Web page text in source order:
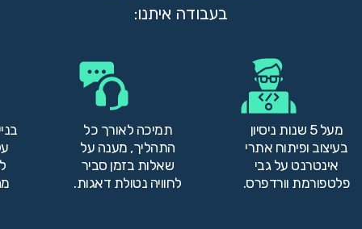
בעבודה איתנו:
מעל 5 שנות ניסיון
בעיצוב ופיתוח אתרי
אינטרנט על גבי
פלטפורמת וורדפרס.
תמיכה לאורך כל
התהליך, מענה על
שאלות בזמן סביר
לחוויה נטולת דאגות.